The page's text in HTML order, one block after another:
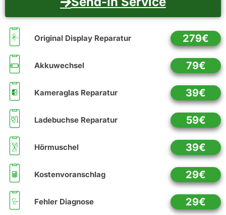
Original Display Reparatur 279€
Akkuwechsel 79€
Kameraglas Reparatur 39€
Ladebuchse Reparatur 59€
Hörmuschel 39€
Kostenvoranschlag 29€
Fehler Diagnose 29€